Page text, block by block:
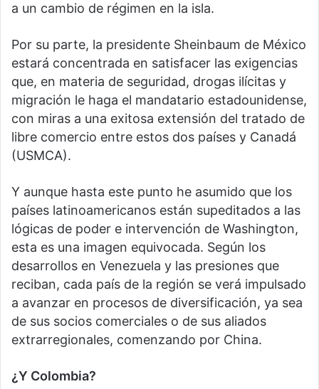
a un cambio de régimen en la isla.
Por su parte, la presidente Sheinbaum de México
estará concentrada en satisfacer las exigencias
que, en materia de seguridad, drogas ilícitas y
migración le haga el mandatario estadounidense,
con miras a una exitosa extensión del tratado de
libre comercio entre estos dos países y Canadá
(USMCA).
Y aunque hasta este punto he asumido que los
países latinoamericanos están supeditados a las
lógicas de poder e intervención de Washington,
esta es una imagen equivocada. Según los
desarrollos en Venezuela y las presiones que
reciban, cada país de la región se verá impulsado
a avanzar en procesos de diversificación, ya sea
de sus socios comerciales o de sus aliados
extrarregionales, comenzando por China.
¿Y Colombia?